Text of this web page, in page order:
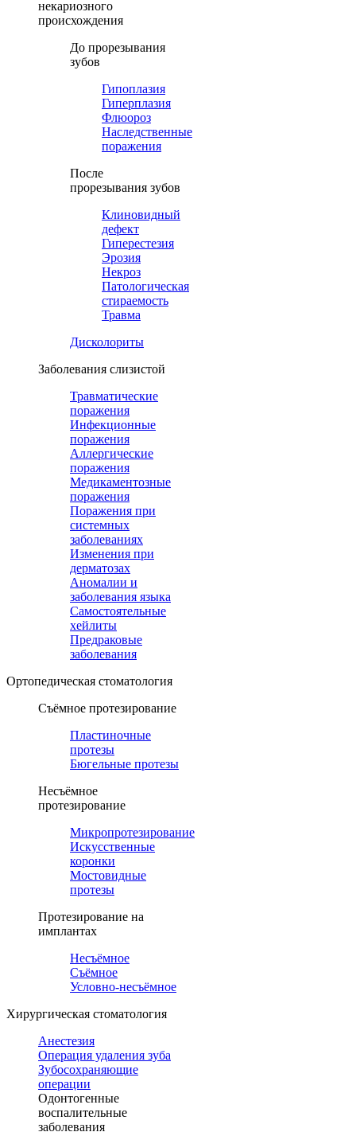
некариозного
происхождения
До прорезывания
зубов
Гипоплазия
Гиперплазия
Флюороз
Наследственные
поражения
После
прорезывания зубов
Клиновидный
дефект
Гиперестезия
Эрозия
Некроз
Патологическая
стираемость
Травма
Дисколориты
Заболевания слизистой
Травматические
поражения
Инфекционные
поражения
Аллергические
поражения
Медикаментозные
поражения
Поражения при
системных
заболеваниях
Изменения при
дерматозах
Аномалии и
заболевания языка
Самостоятельные
хейлиты
Предраковые
заболевания
Ортопедическая cтоматология
Съёмное протезирование
Пластиночные
протезы
Бюгельные протезы
Несъёмное
протезирование
Микропротезирование
Искусственные
коронки
Мостовидные
протезы
Протезирование на
имплантах
Несъёмное
Съёмное
Условно-несъёмное
Хирургическая стоматология
Анестезия
Операция удаления зуба
Зубосохраняющие
операции
Одонтогенные
воспалительные
заболевания